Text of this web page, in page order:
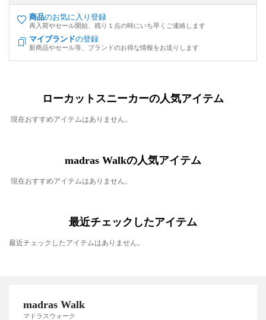
商品のお気に入り登録
再入荷やセール開始、残り１点の時にいち早くご連絡します
マイブランドの登録
新商品やセール等、ブランドのお得な情報をお送りします
ローカットスニーカーの人気アイテム
現在おすすめアイテムはありません。
madras Walkの人気アイテム
現在おすすめアイテムはありません。
最近チェックしたアイテム
最近チェックしたアイテムはありません。
madras Walk
マドラスウォーク